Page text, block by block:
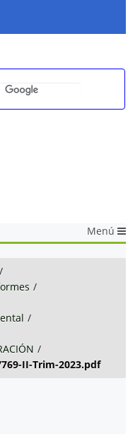
Menú
/
/
/
/
II-Trim-2023.pdf